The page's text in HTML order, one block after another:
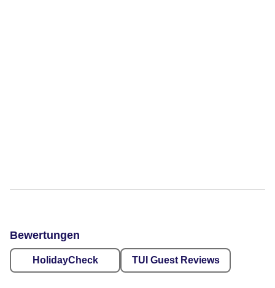
Bewertungen
HolidayCheck TUI Guest Reviews